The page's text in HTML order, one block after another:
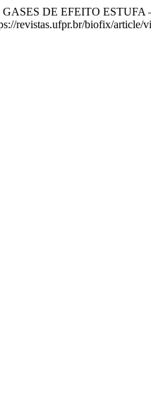
DE EFEITO
revistas.ufpr.br/biofix/article/